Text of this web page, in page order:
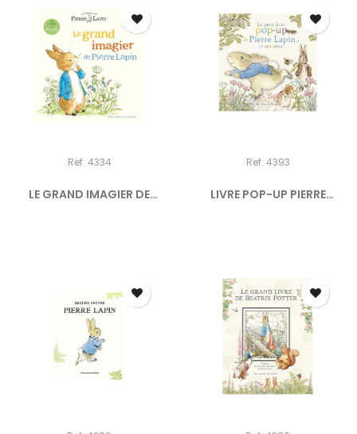
Ref: 4334
LE GRAND IMAGIER DE
Ref: 4393
LIVRE POP-UP PIERRE